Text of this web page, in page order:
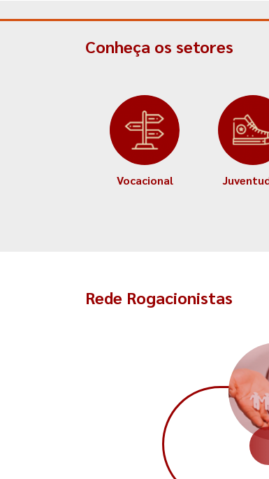
Conheça os setores
Vocacional
Rede Rogacionistas